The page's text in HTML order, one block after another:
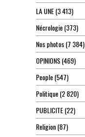
LA UNE(3 413)
Nécrologie(373)
Nos photos(7 384)
OPINIONS(469)
People(547)
Politique(2 820)
PUBLICITE(22)
Religion(87)